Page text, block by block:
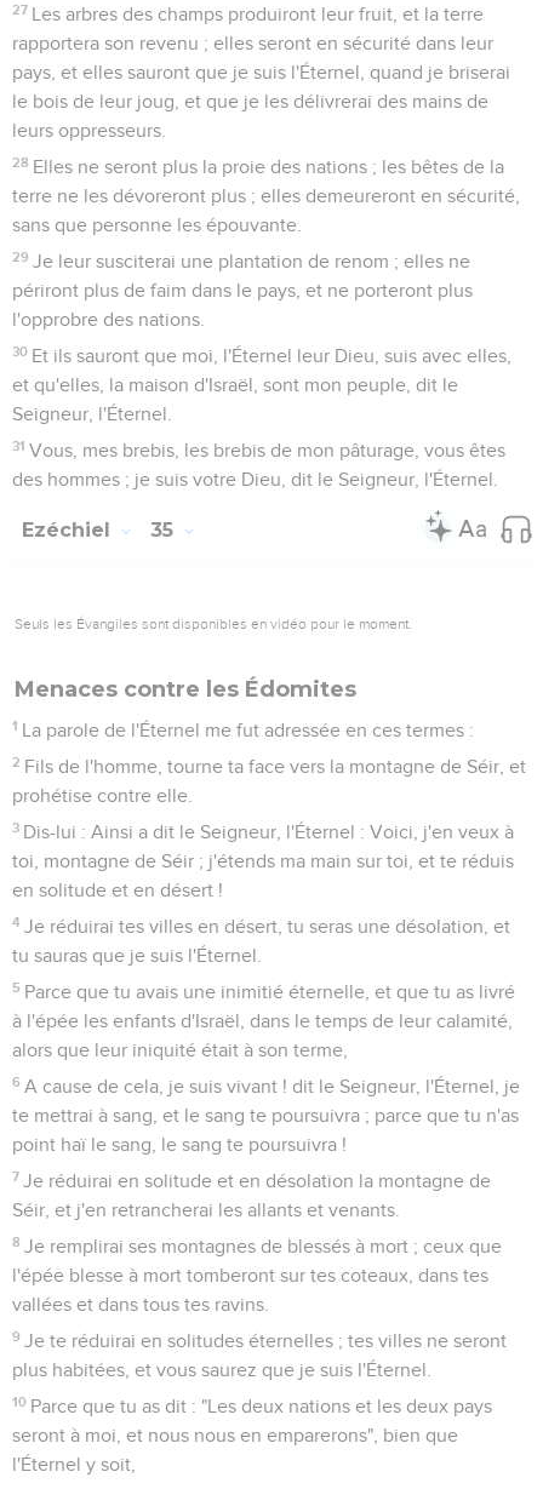
27 Les arbres des champs produiront leur fruit, et la terre
rapportera son revenu ; elles seront en sécurité dans leur
pays, et elles sauront que je suis l'Éternel, quand je briserai
le bois de leur joug, et que je les délivrerai des mains de
leurs oppresseurs.
28 Elles ne seront plus la proie des nations ; les bêtes de la
terre ne les dévoreront plus ; elles demeureront en sécurité,
sans que personne les épouvante.
29 Je leur susciterai une plantation de renom ; elles ne
périront plus de faim dans le pays, et ne porteront plus
l'opprobre des nations.
30 Et ils sauront que moi, l'Éternel leur Dieu, suis avec elles,
et qu'elles, la maison d'Israël, sont mon peuple, dit le
Seigneur, l'Éternel.
31 Vous, mes brebis, les brebis de mon pâturage, vous êtes
des hommes ; je suis votre Dieu, dit le Seigneur, l'Éternel.
Ezéchiel 35
Seuls les Évangiles sont disponibles en vidéo pour le moment.
Menaces contre les Édomites
1 La parole de l'Éternel me fut adressée en ces termes :
2 Fils de l'homme, tourne ta face vers la montagne de Séir, et
prohétise contre elle.
3 Dis-lui : Ainsi a dit le Seigneur, l'Éternel : Voici, j'en veux à
toi, montagne de Séir ; j'étends ma main sur toi, et te réduis
en solitude et en désert !
4 Je réduirai tes villes en désert, tu seras une désolation, et
tu sauras que je suis l'Éternel.
5 Parce que tu avais une inimitié éternelle, et que tu as livré
à l'épée les enfants d'Israël, dans le temps de leur calamité,
alors que leur iniquité était à son terme,
6 A cause de cela, je suis vivant ! dit le Seigneur, l'Éternel, je
te mettrai à sang, et le sang te poursuivra ; parce que tu n'as
point haï le sang, le sang te poursuivra !
7 Je réduirai en solitude et en désolation la montagne de
Séir, et j'en retrancherai les allants et venants.
8 Je remplirai ses montagnes de blessés à mort ; ceux que
l'épée blesse à mort tomberont sur tes coteaux, dans tes
vallées et dans tous tes ravins.
9 Je te réduirai en solitudes éternelles ; tes villes ne seront
plus habitées, et vous saurez que je suis l'Éternel.
10 Parce que tu as dit : "Les deux nations et les deux pays
seront à moi, et nous nous en emparerons", bien que
l'Éternel y soit,